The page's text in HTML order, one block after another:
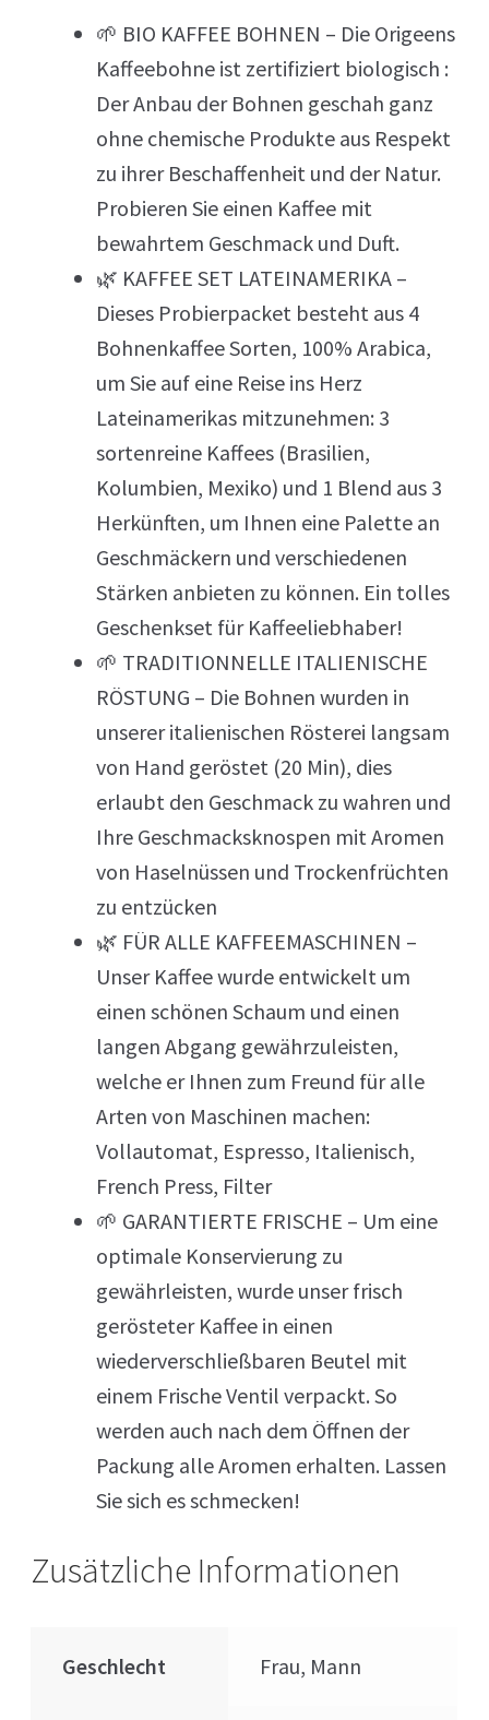
🌱 BIO KAFFEE BOHNEN – Die Origeens
Kaffeebohne ist zertifiziert biologisch :
Der Anbau der Bohnen geschah ganz
ohne chemische Produkte aus Respekt
zu ihrer Beschaffenheit und der Natur.
Probieren Sie einen Kaffee mit
bewahrtem Geschmack und Duft.
🌿 KAFFEE SET LATEINAMERIKA –
Dieses Probierpacket besteht aus 4
Bohnenkaffee Sorten, 100% Arabica,
um Sie auf eine Reise ins Herz
Lateinamerikas mitzunehmen: 3
sortenreine Kaffees (Brasilien,
Kolumbien, Mexiko) und 1 Blend aus 3
Herkünften, um Ihnen eine Palette an
Geschmäckern und verschiedenen
Stärken anbieten zu können. Ein tolles
Geschenkset für Kaffeeliebhaber!
🌱 TRADITIONNELLE ITALIENISCHE
RÖSTUNG – Die Bohnen wurden in
unserer italienischen Rösterei langsam
von Hand geröstet (20 Min), dies
erlaubt den Geschmack zu wahren und
Ihre Geschmacksknospen mit Aromen
von Haselnüssen und Trockenfrüchten
zu entzücken
🌿 FÜR ALLE KAFFEEMASCHINEN –
Unser Kaffee wurde entwickelt um
einen schönen Schaum und einen
langen Abgang gewährzuleisten,
welche er Ihnen zum Freund für alle
Arten von Maschinen machen:
Vollautomat, Espresso, Italienisch,
French Press, Filter
🌱 GARANTIERTE FRISCHE – Um eine
optimale Konservierung zu
gewährleisten, wurde unser frisch
gerösteter Kaffee in einen
wiederverschließbaren Beutel mit
einem Frische Ventil verpackt. So
werden auch nach dem Öffnen der
Packung alle Aromen erhalten. Lassen
Sie sich es schmecken!
Zusätzliche Informationen
Geschlecht Frau, Mann